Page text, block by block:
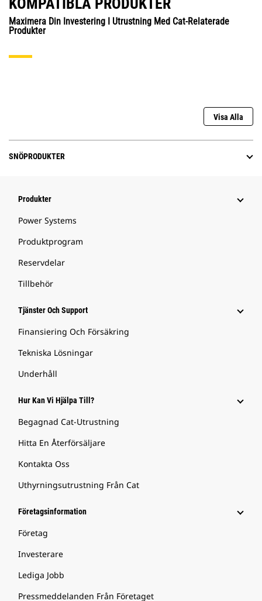
KOMPATIBLA PRODUKTER
Maximera Din Investering I Utrustning Med Cat-Relaterade
Produkter
Visa Alla
SNÖPRODUKTER
Produkter
Power Systems
Produktprogram
Reservdelar
Tillbehör
Tjänster Och Support
Finansiering Och Försäkring
Tekniska Lösningar
Underhåll
Hur Kan Vi Hjälpa Till?
Begagnad Cat-Utrustning
Hitta En Återförsäljare
Kontakta Oss
Uthyrningsutrustning Från Cat
Företagsinformation
Företag
Investerare
Lediga Jobb
Pressmeddelanden Från Företaget